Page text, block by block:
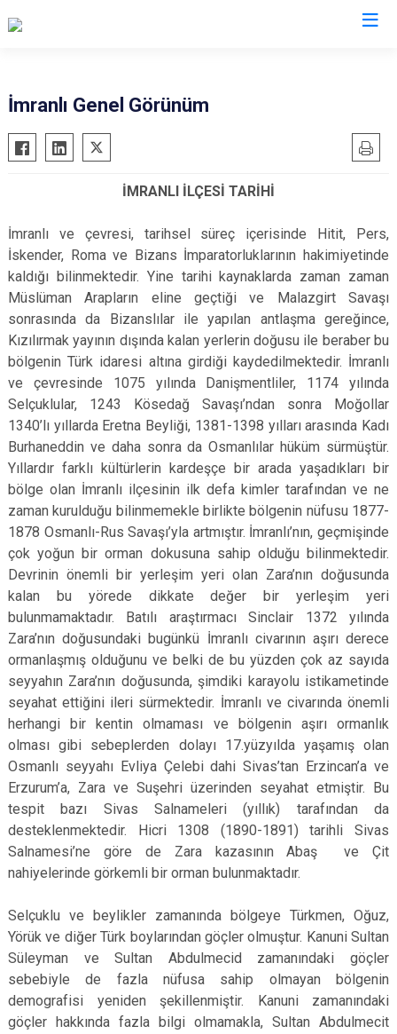
Akıncılar
Altınyayla
Doğanşar
Gemerek
Gölova
Gürün
Hafik
Koyulhisar
Suşehri
Ulaş
Yıldızeli
Zara
İmranlı Genel Görünüm
İMRANLI İLÇESİ TARİHİ
İmranlı ve çevresi, tarihsel süreç içerisinde Hitit, Pers,
İskender, Roma ve Bizans İmparatorluklarının hakimiyetinde
kaldığı bilinmektedir. Yine tarihi kaynaklarda zaman zaman
Müslüman Arapların eline geçtiği ve Malazgirt Savaşı
sonrasında da Bizanslılar ile yapılan antlaşma gereğince,
Kızılırmak yayının dışında kalan yerlerin doğusu ile beraber bu
bölgenin Türk idaresi altına girdiği kaydedilmektedir. İmranlı
ve çevresinde 1075 yılında Danişmentliler, 1174 yılında
Selçuklular, 1243 Kösedağ Savaşı’ndan sonra Moğollar
1340’lı yıllarda Eretna Beyliği, 1381-1398 yılları arasında Kadı
Burhaneddin ve daha sonra da Osmanlılar hüküm sürmüştür.
Yıllardır farklı kültürlerin kardeşçe bir arada yaşadıkları bir
bölge olan İmranlı ilçesinin ilk defa kimler tarafından ve ne
zaman kurulduğu bilinmemekle birlikte bölgenin nüfusu 1877-
1878 Osmanlı-Rus Savaşı’yla artmıştır. İmranlı’nın, geçmişinde
çok yoğun bir orman dokusuna sahip olduğu bilinmektedir.
Devrinin önemli bir yerleşim yeri olan Zara’nın doğusunda
kalan bu yörede dikkate değer bir yerleşim yeri
bulunmamaktadır. Batılı araştırmacı Sinclair 1372 yılında
Zara’nın doğusundaki bugünkü İmranlı civarının aşırı derece
ormanlaşmış olduğunu ve belki de bu yüzden çok az sayıda
seyyahın Zara’nın doğusunda, şimdiki karayolu istikametinde
seyahat ettiğini ileri sürmektedir. İmranlı ve civarında önemli
herhangi bir kentin olmaması ve bölgenin aşırı ormanlık
olması gibi sebeplerden dolayı 17.yüzyılda yaşamış olan
Osmanlı seyyahı Evliya Çelebi dahi Sivas’tan Erzincan’a ve
Erzurum’a, Zara ve Suşehri üzerinden seyahat etmiştir. Bu
tespit bazı Sivas Salnameleri (yıllık) tarafından da
desteklenmektedir. Hicri 1308 (1890-1891) tarihli Sivas
Salnamesi’ne göre de Zara kazasının Abaş ve Çit
nahiyelerinde görkemli bir orman bulunmaktadır.
Selçuklu ve beylikler zamanında bölgeye Türkmen, Oğuz,
Yörük ve diğer Türk boylarından göçler olmuştur. Kanuni Sultan
Süleyman ve Sultan Abdulmecid zamanındaki göçler
sebebiyle de fazla nüfusa sahip olmayan bölgenin
demografisi yeniden şekillenmiştir. Kanuni zamanındaki
göçler hakkında fazla bilgi olmamakla, Sultan Abdulmecit